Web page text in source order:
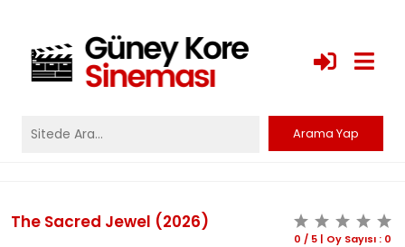
The Sacred Jewel (2026)
0 / 5| Oy Sayısı : 0